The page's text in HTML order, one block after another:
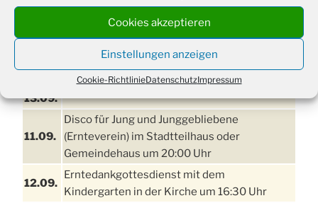
Cookies akzeptieren
Einstellungen anzeigen
Cookie-RichtlinieDatenschutzImpressum
Damen Doppel - Turnier des TC77 am
Tennisplatz
Einschulungsgottesdienst in der Kirche um
09:00 Uhr
13.09.
11.09.
Disco für Jung und Junggebliebene
(Ernteverein) im Stadtteilhaus oder
Gemeindehaus um 20:00 Uhr
12.09.
Erntedankgottesdienst mit dem
Kindergarten in der Kirche um 16:30 Uhr